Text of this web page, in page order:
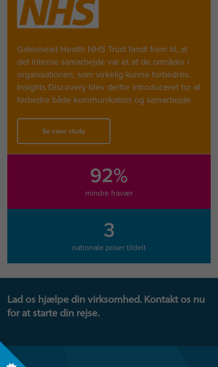
Gateshead Health NHS Trust fandt frem til, at
det interne samarbejde var et af de områder i
organisationen, som virkelig kunne forbedres.
Insights Discovery blev derfor introduceret for at
forbedre både kommunikation og samarbejde.
Se case study
92%
mindre fravær
3
nationale priser tildelt
Lad os hjælpe din virksomhed. Kontakt os nu
for at starte din rejse.